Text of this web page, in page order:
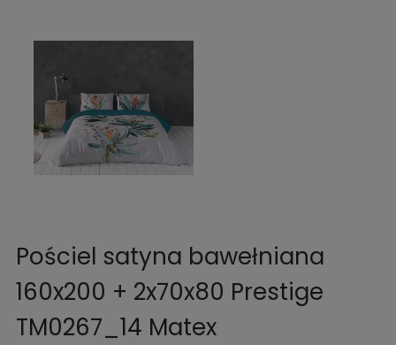
Pościel satyna bawełniana
160x200 + 2x70x80 Prestige
TM0267_14 Matex